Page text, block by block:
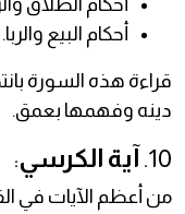
أحكام الطلاق
أحكام البيع والربا.
قراءة هذه السورة
دينه وفهمها بعمق.
10. آية الكرسي:
من أعظم الآيات في